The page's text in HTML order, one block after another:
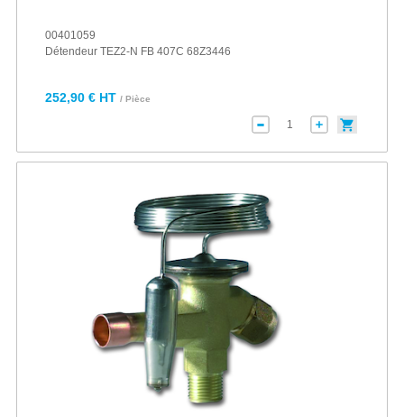
00401059
Détendeur TEZ2-N FB 407C 68Z3446
252,90 € HT / Pièce